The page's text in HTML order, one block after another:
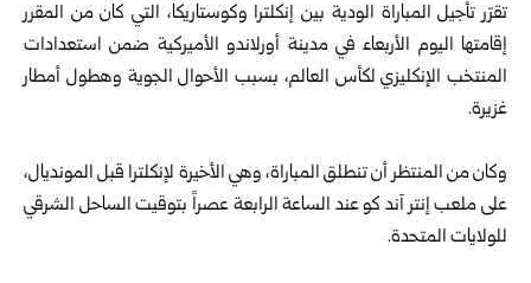
تقرّر تأجيل المباراة الودية بين إنكلترا وكوستاريكا، التي كان من المقرر
إقامتها اليوم الأربعاء في مدينة أورلاندو الأميركية ضمن استعدادات
المنتخب الإنكليزي لكأس العالم، بسبب الأحوال الجوية وهطول أمطار
غزيرة.
وكان من المنتظر أن تنطلق المباراة، وهي الأخيرة لإنكلترا قبل المونديال،
على ملعب إنتر آند كو عند الساعة الرابعة عصراً بتوقيت الساحل الشرقي
للولايات المتحدة.